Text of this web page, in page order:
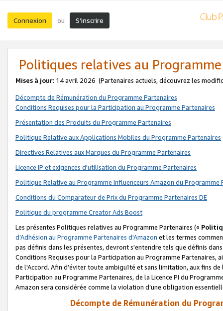
Connexion ou S’inscrire
Politiques relatives au
Mises à jour: 14 avril 2026 (Partenaires actuels, découvrez les
Décompte de Rémunération du Programme Partenaires
Conditions Requises pour la Participation au Programme Partenaires
Présentation des Produits du Programme Partenaires
Politique Relative aux Applications Mobiles du Programme Partenaires
Directives Relatives aux Marques du Programme Partenaires
Licence IP et exigences d'utilisation du Programme Partenaires
Politique Relative au Programme Influenceurs Amazon du Programme
Conditions du Comparateur de Prix du Programme Partenaires DE
Politique du programme Creator Ads Boost
Les présentes Politiques relatives au Programme Partenaires («
d’Adhésion au Programme Partenaires d'Amazon et les termes
pas définis dans les présentes, devront s'entendre tels que définis
Conditions Requises pour la Participation au Programme Partenaires,
de l'Accord. Afin d’éviter toute ambiguïté et sans limitation, aux fins
Participation au Programme Partenaires, de la Licence PI du
Amazon sera considérée comme la violation d’une obligation
Décompte de Rémunération du